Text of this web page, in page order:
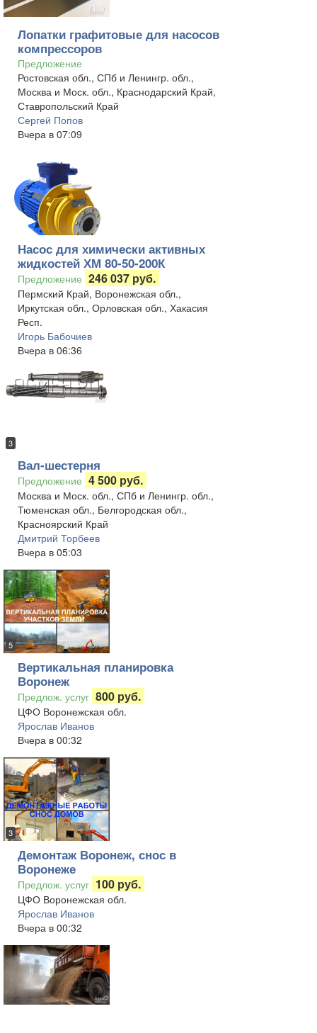
Лопатки графитовые для насосов
компрессоров
Предложение
Ростовская обл., СПб и Ленингр. обл.,
Москва и Моск. обл., Краснодарский Край,
Ставропольский Край
Сергей Попов
Вчера в 07:09
Насос для химически активных
жидкостей ХМ 80-50-200К
Предложение 246 037 руб.
Пермский Край, Воронежская обл.,
Иркутская обл., Орловская обл., Хакасия
Респ.
Игорь Бабочиев
Вчера в 06:36
3
Вал-шестерня
Предложение 4 500 руб.
Москва и Моск. обл., СПб и Ленингр. обл.,
Тюменская обл., Белгородская обл.,
Красноярский Край
Дмитрий Торбеев
Вчера в 05:03
5
Вертикальная планировка
Воронеж
Предлож. услуг 800 руб.
ЦФО Воронежская обл.
Ярослав Иванов
Вчера в 00:32
3
Демонтаж Воронеж, снос в
Воронеже
Предлож. услуг 100 руб.
ЦФО Воронежская обл.
Ярослав Иванов
Вчера в 00:32